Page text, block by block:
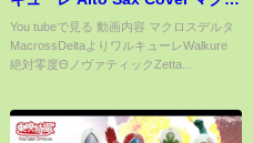
スデルタ Macross Delta
Zettaireido Novatic Walkure
You tubeで見る 動画内容 マクロスデルタ
MacrossDeltaよりワルキューレWalkure
絶対零度ΘノヴァティックZetta...